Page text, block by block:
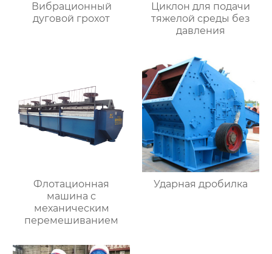
Вибрационный
дуговой грохот
Циклон для подачи
тяжелой среды без
давления
Флотационная
машина с
механическим
перемешиванием
Ударная дробилка